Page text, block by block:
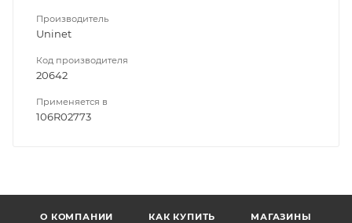
Производитель
Uninet
Код производителя
20642
Применяется в
106R02773
О КОМПАНИИ КАК КУПИТЬ МАГАЗИНЫ